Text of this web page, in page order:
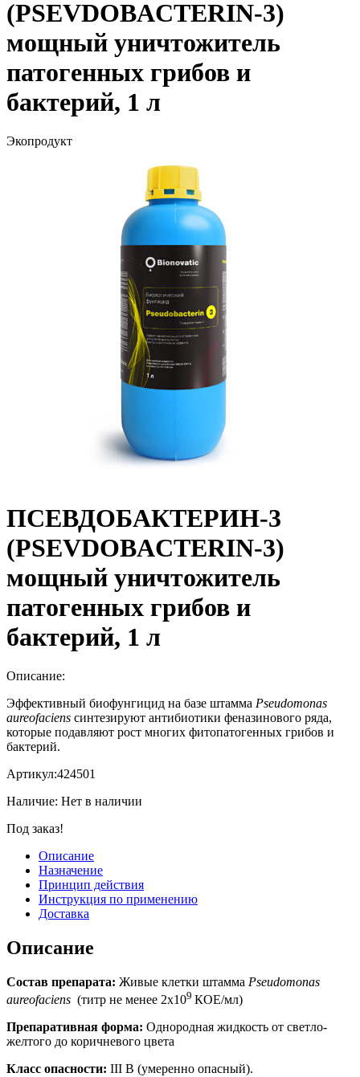
(PSEVDOBACTERIN-3)
мощный уничтожитель
патогенных грибов и
бактерий, 1 л
Экопродукт
ПСЕВДОБАКТЕРИН-3
(PSEVDOBACTERIN-3)
мощный уничтожитель
патогенных грибов и
бактерий, 1 л
Описание:
Эффективный биофунгицид на базе штамма Pseudomonas
aureofaciens синтезируют антибиотики феназинового ряда,
которые подавляют рост многих фитопатогенных грибов и
бактерий.
Артикул:424501
Наличие: Нет в наличии
Под заказ!
Описание
Назначение
Принцип действия
Инструкция по применению
Доставка
Описание
Состав препарата: Живые клетки штамма Pseudomonas
aureofaciens (титр не менее 2х109 КОЕ/мл)
Препаративная форма: Однородная жидкость от светло-
желтого до коричневого цвета
Класс опасности: III B (умеренно опасный).